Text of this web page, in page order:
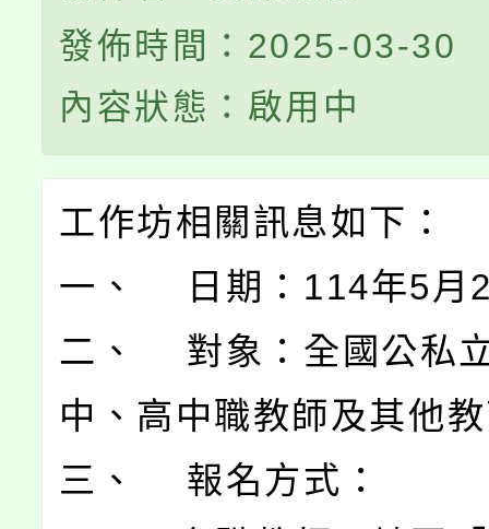
發佈時間：2025-03-30
內容狀態：啟用中
工作坊相關訊息如下：
一、 日期：114年5月
二、 對象：全國公私
中、高中職教師及其他
三、 報名方式：